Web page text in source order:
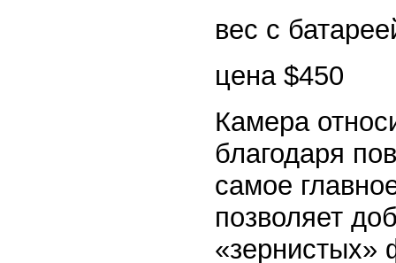
вес с
цена $450
Камера
благодаря
самое
позволяет
«зернистых»